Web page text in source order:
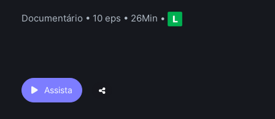
Documentário • 10 eps • 26Min •
Assista